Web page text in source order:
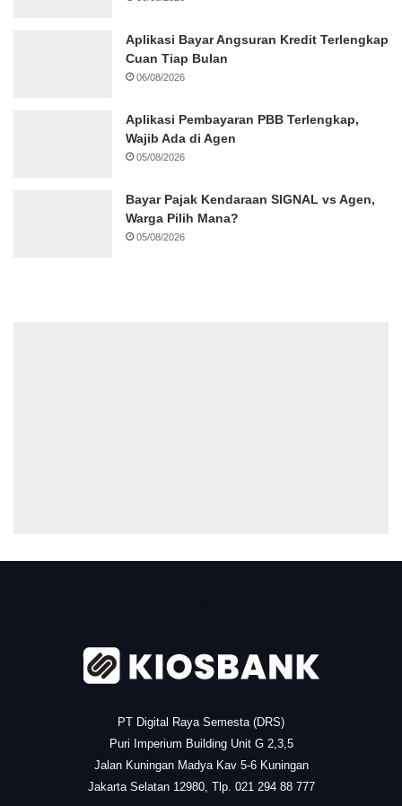
Aplikasi Bayar Angsuran Kredit Terlengkap
Cuan Tiap Bulan
06/08/2026
Aplikasi Pembayaran PBB Terlengkap,
Wajib Ada di Agen
05/08/2026
Bayar Pajak Kendaraan SIGNAL vs Agen,
Warga Pilih Mana?
05/08/2026
PT Digital Raya Semesta (DRS)
Puri Imperium Building Unit G 2,3,5
Jalan Kuningan Madya Kav 5-6 Kuningan
Jakarta Selatan 12980, Tlp. 021 294 88 777